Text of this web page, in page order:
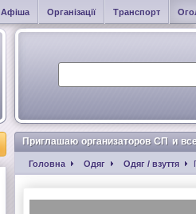
Афіша Організації Транспорт
Приглашаю организаторов СП и
Головна Одяг Одяг / взуття